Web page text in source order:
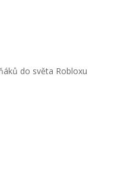
do světa Robloxu